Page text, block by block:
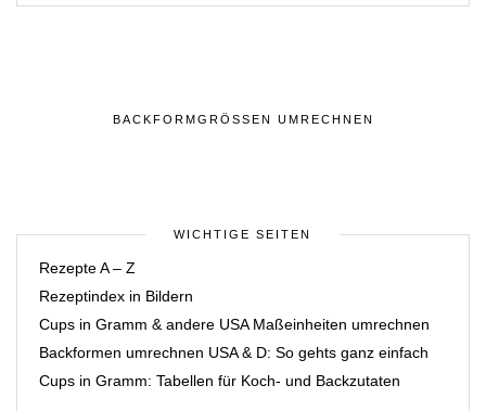
BACKFORMGRÖSSEN UMRECHNEN
WICHTIGE SEITEN
Rezepte A – Z
Rezeptindex in Bildern
Cups in Gramm & andere USA Maßeinheiten umrechnen
Backformen umrechnen USA & D: So gehts ganz einfach
Cups in Gramm: Tabellen für Koch- und Backzutaten